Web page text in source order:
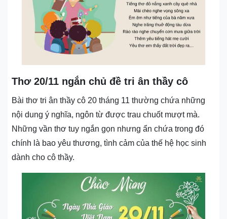
Thơ 20/11 ngắn chủ đề tri ân thầy cô
Bài thơ tri ân thầy cô 20 tháng 11 thường chứa những
nội dung ý nghĩa, ngôn từ được trau chuốt mượt mà.
Những vần thơ tuy ngắn gọn nhưng ẩn chứa trong đó
chính là bao yêu thương, tình cảm của thế hệ học sinh
dành cho cô thầy.